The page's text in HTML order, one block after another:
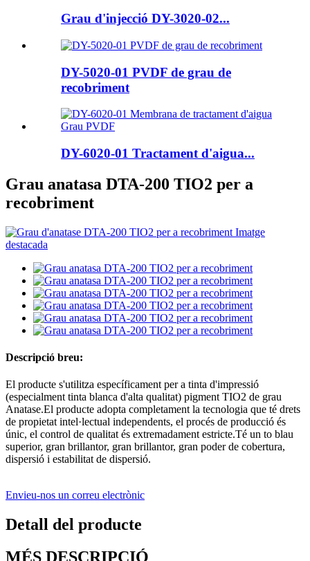
Grau d'injecció DY-3020-02...
DY-5020-01 PVDF de grau de
recobriment
DY-6020-01 Tractament d'aigua...
Grau anatasa DTA-200 TIO2 per a
recobriment
Descripció breu:
El producte s'utilitza específicament per a tinta d'impressió
(especialment tinta blanca d'alta qualitat) pigment TIO2 de grau
Anatase.El producte adopta completament la tecnologia que té drets
de propietat intel·lectual independents, el procés de producció és
únic, el control de qualitat és extremadament estricte.Té un to blau
superior, gran brillantor, gran brillantor, gran poder de cobertura,
dispersió i estabilitat de dispersió.
Envieu-nos un correu electrònic
Detall del producte
MÉS DESCRIPCIÓ